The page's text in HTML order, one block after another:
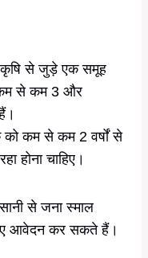
से जुड़े एक समूह
कम से कम 3 और
कम से कम 2 वर्षों से
होना चाहिए।
से जना स्माल
आवेदन कर सकते हैं।